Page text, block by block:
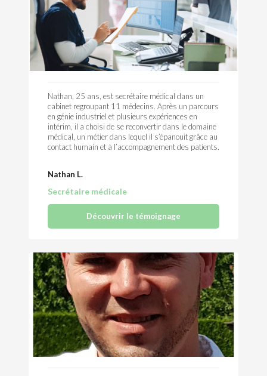
Nathan, 25 ans, est secrétaire médical dans un
cabinet regroupant 11 médecins. Après un parcours
en génie industriel et plusieurs expériences en
intérim, il a choisi de se reconvertir dans le domaine
médical, un métier dans lequel il s’épanouit grâce au
contact humain et à l’accompagnement des patients.
Nathan L.
Secrétaire médicale
Découvrir le témoignage